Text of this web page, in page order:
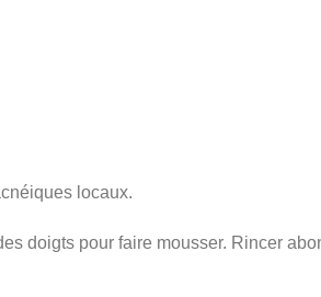
locaux.
doigts pour faire mousser. Rincer